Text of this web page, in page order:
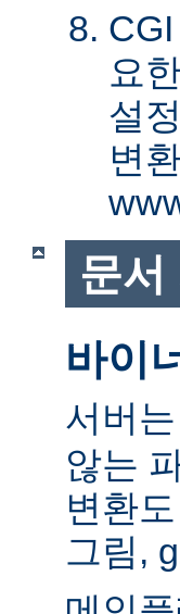
요
설
변
문서
바이
서버는
않는
변환
그림,